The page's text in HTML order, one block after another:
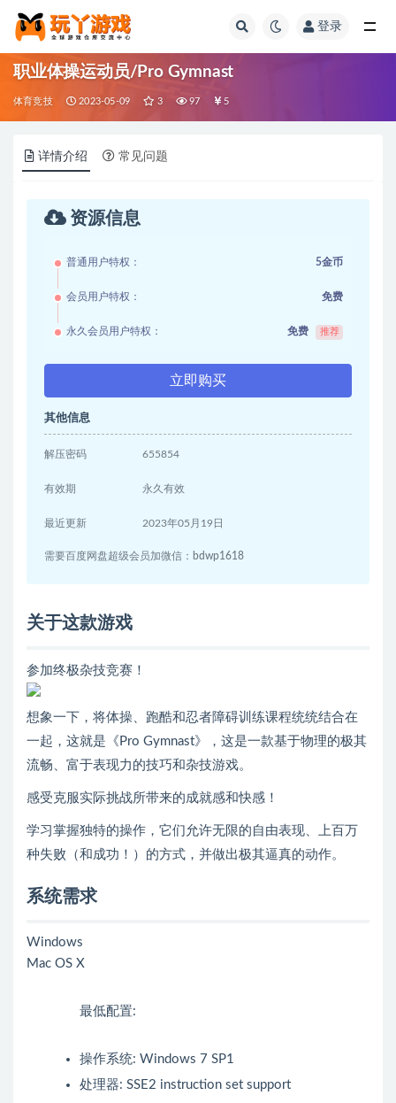
登录
职业体操运动员/Pro Gymnast
体育竞技 2023-05-09 3 97 5
详情介绍 常见问题
资源信息
普通用户特权： 5金币
会员用户特权： 免费
永久会员用户特权： 免费 推荐
立即购买
其他信息
解压密码 655854
有效期 永久有效
最近更新 2023年05月19日
需要百度网盘超级会员加微信：bdwp1618
关于这款游戏
参加终极杂技竞赛！
想象一下，将体操、跑酷和忍者障碍训练课程统统结合在
一起，这就是《Pro Gymnast》，这是一款基于物理的极其
流畅、富于表现力的技巧和杂技游戏。
感受克服实际挑战所带来的成就感和快感！
学习掌握独特的操作，它们允许无限的自由表现、上百万
种失败（和成功！）的方式，并做出极其逼真的动作。
系统需求
Windows
Mac OS X
最低配置:
操作系统: Windows 7 SP1
处理器: SSE2 instruction set support